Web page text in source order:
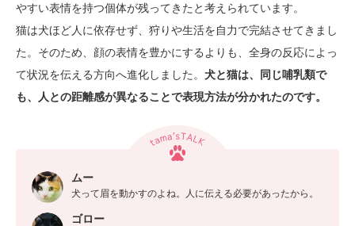
やすい表情を持つ個体が残ってきたと考えられています。
猫は犬ほど人に依存せず、狩りや生活を自力で完結させてきまし
た。そのため、顔の表情を豊かにするよりも、全身の反応によっ
て状況を伝える方向へ進化しました。 犬と猫は、同じ哺乳類で
も、人との距離感が異なることで表現方法が分かれたのです。
ムー
犬って眉を動かすのよね。人に伝える必要があったから。
ゴロー